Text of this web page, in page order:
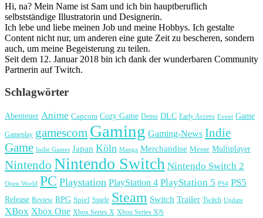
Hi, na? Mein Name ist Sam und ich bin hauptberuflich
selbstständige Illustratorin und Designerin.
Ich lebe und liebe meinen Job und meine Hobbys. Ich gestalte
Content nicht nur, um anderen eine gute Zeit zu bescheren, sondern
auch, um meine Begeisterung zu teilen.
Seit dem 12. Januar 2018 bin ich dank der wunderbaren Community
Partnerin auf Twitch.
Schlagwörter
Abenteuer Anime Capcom Cozy Game Demo DLC Early Access Event Game
Gameplay gamescom Gaming Gaming-News Indie
Game Indie Games Japan Köln Manga Merchandise Messe Multiplayer
Nintendo Nintendo Switch Nintendo Switch 2
Open World PC Playstation PlayStation 4 PlayStation 5 PS4 PS5
Release Review RPG Spiel Spiele Steam Switch Trailer Twitch Update
XBox Xbox One Xbox Series X Xbox Series X|S